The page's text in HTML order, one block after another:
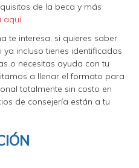
de la beca y más
aquí.
te interesa, si quieres saber
incluso tienes identificadas
o necesitas ayuda con tu
a llenar el formato para
totalmente sin costo en
de consejería están a tu